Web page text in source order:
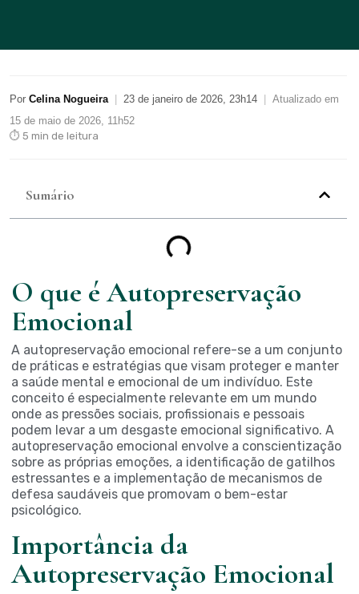
Por Celina Nogueira 23 de janeiro de 2026, 23h14
Atualizado em
15 de maio de 2026, 11h52
⏱ 5 min de leitura
Sumário
O que é Autopreservação
Emocional
A autopreservação emocional refere-se a um conjunto
de práticas e estratégias que visam proteger e manter
a saúde mental e emocional de um indivíduo. Este
conceito é especialmente relevante em um mundo
onde as pressões sociais, profissionais e pessoais
podem levar a um desgaste emocional significativo. A
autopreservação emocional envolve a conscientização
sobre as próprias emoções, a identificação de gatilhos
estressantes e a implementação de mecanismos de
defesa saudáveis que promovam o bem-estar
psicológico.
Importância da
Autopreservação Emocional